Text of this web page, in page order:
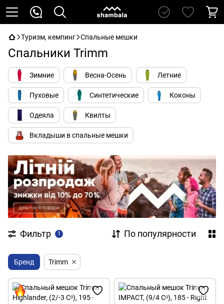
Туризм, кемпинг Спальные мешки
Cпальники Trimm
Зимние Весна-Осень Летние
Пуховые Синтетические Коконы
Одеяла Квилты
Вкладыши в спальные мешки
Фильтр 1 По популярности
Бренд Trimm